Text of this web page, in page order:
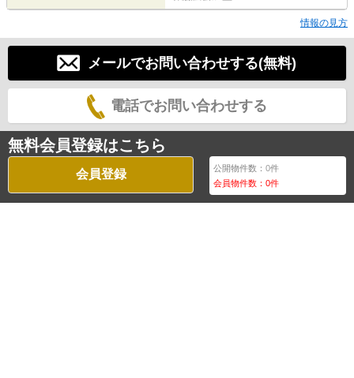
情報の見方
メールでお問い合わせする(無料)
電話でお問い合わせする
無料会員登録はこちら
会員登録 公開物件数：0件
会員物件数：0件